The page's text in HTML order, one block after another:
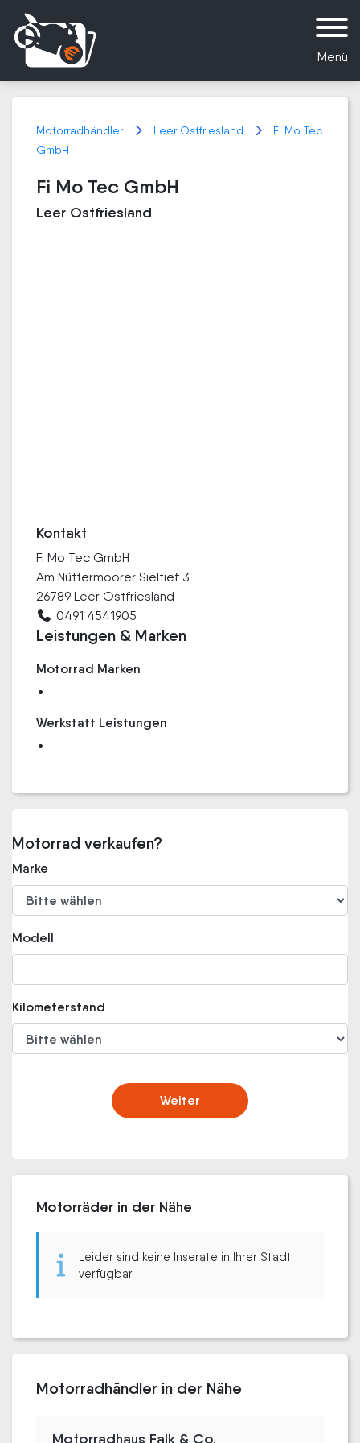
Menü
Motorradhändler Leer Ostfriesland
Fi Mo Tec
GmbH
Fi Mo Tec GmbH
Leer Ostfriesland
Kontakt
Fi Mo Tec GmbH
Am Nüttermoorer Sieltief 3
26789 Leer Ostfriesland
0491 4541905
Leistungen & Marken
Motorrad Marken
Werkstatt Leistungen
Motorrad verkaufen?
Marke
Modell
Kilometerstand
Weiter
Motorräder in der Nähe
Leider sind keine Inserate in Ihrer Stadt
verfügbar
Motorradhändler in der Nähe
Motorradhaus Falk & Co.